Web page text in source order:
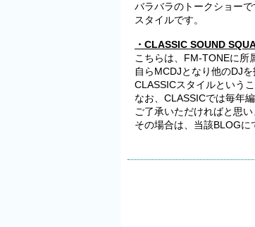
バラバラのトークショー
スタイルです。
・CLASSIC SOUND
こちらは、FM-TONEに所
自らMCDJとなり他のDJ
CLASSICスタイルという
なお、CLASSICでは毎年
ご了承いただければと思
その場合は、当該BLOGに